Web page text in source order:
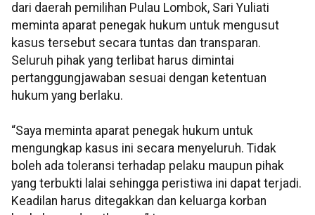
dari daerah pemilihan Pulau Lombok, Sari Yuliati
meminta aparat penegak hukum untuk mengusut
kasus tersebut secara tuntas dan transparan.
Seluruh pihak yang terlibat harus dimintai
pertanggungjawaban sesuai dengan ketentuan
hukum yang berlaku.
“Saya meminta aparat penegak hukum untuk
mengungkap kasus ini secara menyeluruh. Tidak
boleh ada toleransi terhadap pelaku maupun pihak
yang terbukti lalai sehingga peristiwa ini dapat terjadi.
Keadilan harus ditegakkan dan keluarga korban